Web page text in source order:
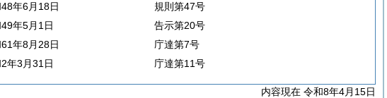
年6月18日
規則第47号
年5月1日
告示第20号
年8月28日
庁達第7号
年3月31日 庁達第11号
内容現在 令和8年4月15日